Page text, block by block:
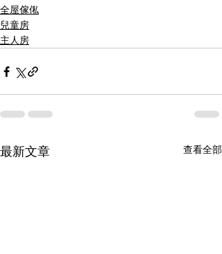
全屋傢俬
兒童房
主人房
最新文章 查看全部